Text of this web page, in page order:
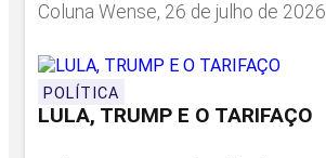
Coluna Wense, 26 de julho de 2026
POLÍTICA
LULA, TRUMP E O TARIFAÇO